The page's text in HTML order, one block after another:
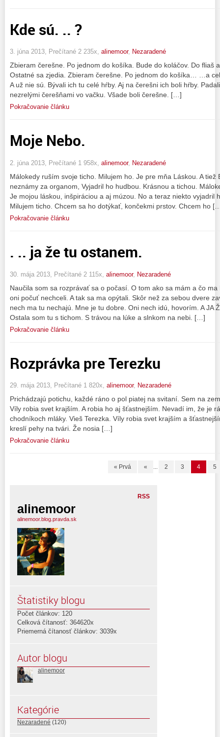
Kde sú. .. ?
3. júna 2013, Prečítané 2 235x, alinemoor, Nezaradené
Zbieram čerešne. Po jednom do košíka. Bude do koláčov. Do fliaš
Ostatné sa zjedia. Zbieram čerešne. Po jednom do košíka… …a
A už nie sú. Bývali ich tu celé hŕby. Aj na čerešni ich boli hŕby.
nezrelými čerešňami vo vačku. Všade boli čerešne. […]
Pokračovanie článku
Moje Nebo.
2. júna 2013, Prečítané 1 958x, alinemoor, Nezaradené
Málokedy ruším svoje ticho. Milujem ho. Je pre mňa Láskou. A tiež
neznámy za organom, Vyjadril ho hudbou. Krásnou a tichou.
Je mojou láskou, inšpiráciou a aj múzou. No a teraz niekto vyjadril
Milujem ticho. Chcem sa ho dotýkať, končekmi prstov. Chcem ho
Pokračovanie článku
. .. ja že tu ostanem.
30. mája 2013, Prečítané 2 115x, alinemoor, Nezaradené
Naučila som sa rozprávať sa o počasí. O tom ako sa mám a čo
oni počuť nechceli. A tak sa ma opýtali. Skôr než za sebou dvere
nech ma tu nechajú. Mne je tu dobre. Oni nech idú, hovorím. A JA
Ostala som tu s tichom. S trávou na lúke a slnkom na nebi. […]
Pokračovanie článku
Rozprávka pre Terezku
29. mája 2013, Prečítané 1 820x, alinemoor, Nezaradené
Prichádzajú potichu, každé ráno o pol piatej na svitaní. Sem na
Víly robia svet krajším. A robia ho aj šťastnejším. Nevadí im, že je
chodníkoch mláky. Vieš Terezka. Víly robia svet krajším a
kreslí pehy na tvári. Že nosia […]
Pokračovanie článku
« Prvá « ... 2 3 4 5
RSS
alinemoor
alinemoor.blog.pravda.sk
Štatistiky blogu
Počet článkov: 120
Celková čítanosť: 364620x
Priemerná čítanosť článkov: 3039x
Autor blogu
alinemoor
Kategórie
Nezaradené (120)